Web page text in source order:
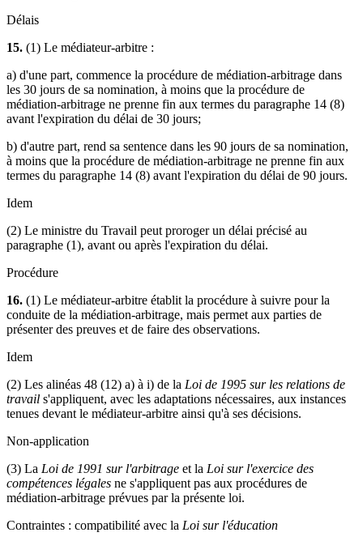
Délais
15. (1) Le médiateur-arbitre :
a) d'une part, commence la procédure de médiation-arbitrage dans
les 30 jours de sa nomination, à moins que la procédure de
médiation-arbitrage ne prenne fin aux termes du paragraphe 14 (8)
avant l'expiration du délai de 30 jours;
b) d'autre part, rend sa sentence dans les 90 jours de sa nomination,
à moins que la procédure de médiation-arbitrage ne prenne fin aux
termes du paragraphe 14 (8) avant l'expiration du délai de 90 jours.
Idem
(2) Le ministre du Travail peut proroger un délai précisé au
paragraphe (1), avant ou après l'expiration du délai.
Procédure
16. (1) Le médiateur-arbitre établit la procédure à suivre pour la
conduite de la médiation-arbitrage, mais permet aux parties de
présenter des preuves et de faire des observations.
Idem
(2) Les alinéas 48 (12) a) à i) de la Loi de 1995 sur les relations de
travail s'appliquent, avec les adaptations nécessaires, aux instances
tenues devant le médiateur-arbitre ainsi qu'à ses décisions.
Non-application
(3) La Loi de 1991 sur l'arbitrage et la Loi sur l'exercice des
compétences légales ne s'appliquent pas aux procédures de
médiation-arbitrage prévues par la présente loi.
Contraintes : compatibilité avec la Loi sur l'éducation